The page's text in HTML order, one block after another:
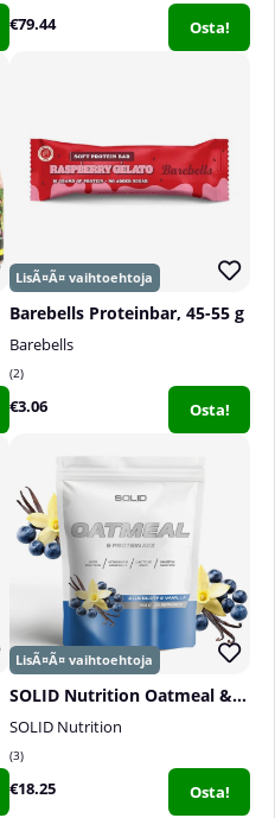
€79.44 Osta!
Barebells Proteinbar, 45-55 g
Barebells
2
€3.06 Osta!
SOLID Nutrition Oatmeal & Protein Mix, 750 g
SOLID Nutrition
3
€18.25 Osta!